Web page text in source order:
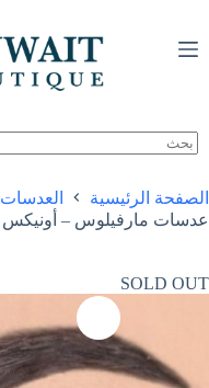
المحتوى
الصفحة الرئيسية العدسات
عدسات مارفيلوس – أونيكس
SOLD OUT